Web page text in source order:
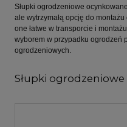
Słupki ogrodzeniowe
ale wytrzymałą opcję do
one łatwe w transporcie i
wyborem w przypadku ogrodzeń
ogrodzeniowych.
Słupki ogrodzeniowe